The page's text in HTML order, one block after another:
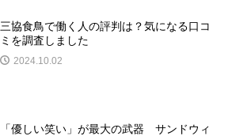
三協食鳥で働く人の評判は？気になる口コ
ミを調査しました
2024.10.02
「優しい笑い」が最大の武器 サンドウィ